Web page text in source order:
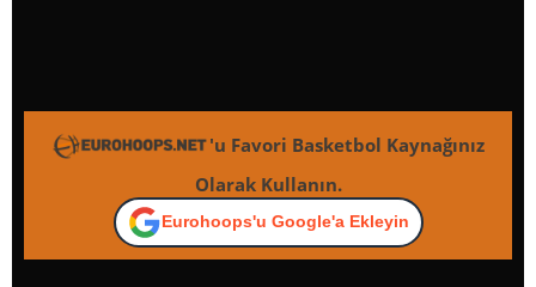
'u Favori Basketbol Kaynağınız
Olarak Kullanın.
Eurohoops'u Google'a Ekleyin